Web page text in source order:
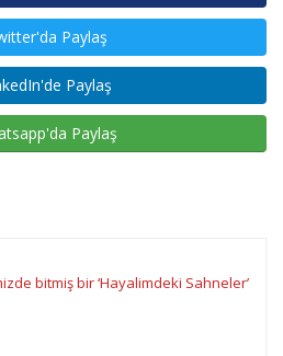
Paylaş
Paylaş
Paylaş
bitmiş bir ‘Hayalimdeki Sahneler’